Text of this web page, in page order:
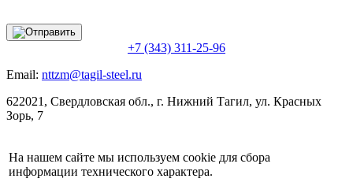
+7 (343) 311-25-96
Email: nttzm@tagil-steel.ru
622021, Свердловская обл., г. Нижний Тагил, ул. Красных
Зорь, 7
На нашем сайте мы используем cookie для сбора
информации технического характера.